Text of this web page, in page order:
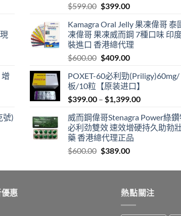
號)
$599.00 Original
was:
$599.00.
$399.00Current
is:
$399.00.
Kamagra Oral Jelly 果凍偉哥 泰
凍偉哥 果凍威而鋼 7種口味 印
裝進口 香港總代理
$600.00 Original
was:
$600.00.
$409.00Current
is:
$409.00.
POXET-60必利勁(Priligy)60mg/
板/10粒【原装进口】
$399.00 – $1,399.00Price
$399.00
through
威而鋼偉哥Stenagra Power綠
必利劲雙效 速效增硬持久助勃
藥 香港總代理正品
$600.00 Original
was:
$389.00Current
is:
惠 熱點關注